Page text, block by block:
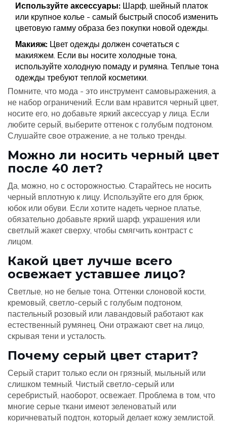
Используйте аксессуары: Шарф, шейный платок
или крупное колье - самый быстрый способ изменить
цветовую гамму образа без покупки новой одежды.
Макияж: Цвет одежды должен сочетаться с
макияжем. Если вы носите холодные тона,
используйте холодную помаду и румяна. Теплые тона
одежды требуют теплой косметики.
Помните, что мода - это инструмент самовыражения, а
не набор ограничений. Если вам нравится черный цвет,
носите его, но добавьте яркий аксессуар у лица. Если
любите серый, выберите оттенок с голубым подтоном.
Слушайте свое отражение, а не только тренды.
Можно ли носить черный цвет
после 40 лет?
Да, можно, но с осторожностью. Старайтесь не носить
черный вплотную к лицу. Используйте его для брюк,
юбок или обуви. Если хотите надеть черное платье,
обязательно добавьте яркий шарф, украшения или
светлый жакет сверху, чтобы смягчить контраст с
лицом.
Какой цвет лучше всего
освежает уставшее лицо?
Светлые, но не белые тона. Оттенки слоновой кости,
кремовый, светло-серый с голубым подтоном,
пастельный розовый или лавандовый работают как
естественный румянец. Они отражают свет на лицо,
скрывая тени и усталость.
Почему серый цвет старит?
Серый старит только если он грязный, мыльный или
слишком темный. Чистый светло-серый или
серебристый, наоборот, освежает. Проблема в том, что
многие серые ткани имеют зеленоватый или
коричневатый подтон, который делает кожу землистой.